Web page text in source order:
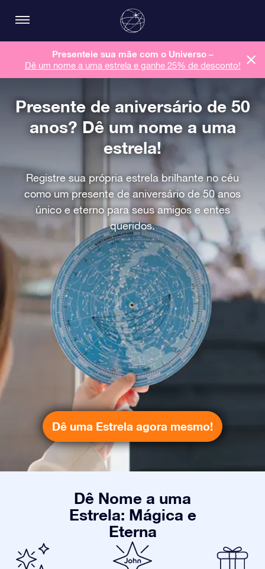
Presenteie sua mãe com o Universo –
Dê um nome a uma estrela e ganhe 25% de desconto!
Presente de aniversário de 50
anos? Dê um nome a uma
estrela!
Registre sua própria estrela brilhante no céu
como um presente de aniversário de 50 anos
único e eterno para seus amigos e entes
queridos.
Dê uma Estrela agora mesmo!
Dê Nome a uma
Estrela: Mágica e
Eterna